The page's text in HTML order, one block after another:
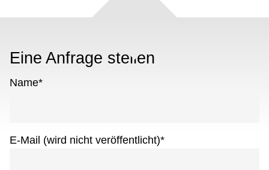
Eine Anfrage stellen
Name*
E-Mail (wird nicht veröffentlicht)*